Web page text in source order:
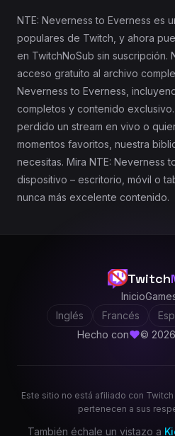
NTE: Neverness to Everness es
populares de Twitch, y ahora
en TwitchNoSub sin suscripción.
acceso gratuito al archivo
Neverness to Everness,
completos y contenido
perdido un stream en vivo o
momentos favoritos, nuestra
necesitas. Mira NTE: Neverness
dispositivo – escritorio, móvil o
nunca más excelente contenido.
Twitch
Inicio
Inglés
Francés
Hecho con
©
Este sitio no está afiliado con
pertenecen a sus
También échale un vistazo a